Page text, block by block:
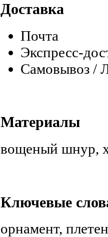
Доставка
Почта
Экспресс-
Самовывоз /
Материалы
вощеный шнур,
Ключевые
орнамент,